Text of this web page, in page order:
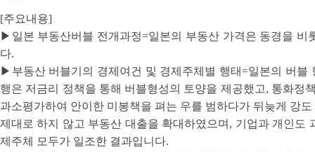
[주요내용]
▶일본 부동산버블 전개과정=일본의 부동산 가격은 동경을
다.
▶부동산 버블기의 경제여건 및 경제주체별 행태=일본의 버블
행은 저금리 정책을 통해 버블형성의 토양을 제공했고, 통화정
과소평가하여 안이한 미봉책을 펴는 우를 범하다가 뒤늦게 강
제대로 하지 않고 부동산 대출을 확대하였으며, 기업과 개인
제주체 모두가 일조한 결과입니다.